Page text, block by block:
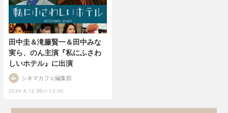
田中圭＆滝藤賢一＆田中みな
実ら、のん主演『私にふさわ
しいホテル』に出演
2024.8.12 Mon 12:00
シネマカフェ編集部